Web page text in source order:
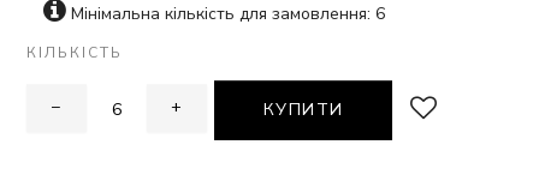
Мінімальна кількість для замовлення: 6
КІЛЬКІСТЬ
− + КУПИТИ